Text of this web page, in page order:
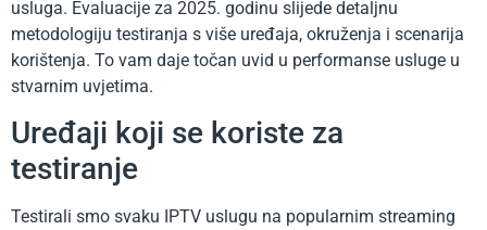
usluga. Evaluacije za 2025. godinu slijede detaljnu
metodologiju testiranja s više uređaja, okruženja i scenarija
korištenja. To vam daje točan uvid u performanse usluge u
stvarnim uvjetima.
Uređaji koji se koriste za
testiranje
Testirali smo svaku IPTV uslugu na popularnim streaming